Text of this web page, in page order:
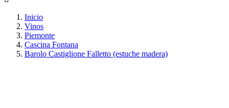
Inicio
Vinos
Piemonte
Cascina Fontana
Barolo Castiglione Falletto (estuche madera)